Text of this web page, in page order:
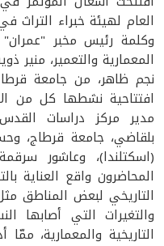
العام لهيئة خبراء التراث
وكلمة رئيس مخبر "عمران"
المعمارية والتعمير، منير
نجم ظاهر، من جامعة
افتتاحية نشطها كل من
مدير مركز دراسات
بلقاضي، جامعة قرطاج،
(اسكتلندا)، وعاشور
المحاضرون واقع العناية
التاريخي لبعض المناطق
والتغيرات التي أصابها
التاريخية والمعمارية،